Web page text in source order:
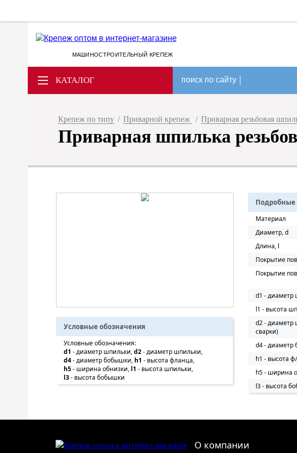
МАШИНОСТРОИТЕЛЬНЫЙ КРЕПЕЖ
КАТАЛОГ поиск по сайту
Крепеж по типу / Приварной крепеж / Приварная резьбовая
Приварная шпилька
Условные обозначения
Условные обозначения:
d1 - диаметр шпильки,d2- диаметр шпильки,
d4- диаметр бобышки, h1 - высота фланца,
h5- ширина обнизки, l1 - высота шпильки,
l3- высота бобышки
Подробные
Материал
Диаметр, d
Длина, l
Покрытие
Покрытие
d1 - диаметр
l1 - высота
d2 - диаметр
сварки)
d4 - диаметр
h1 - высота
h5 - ширина
l3 - высота
О компании